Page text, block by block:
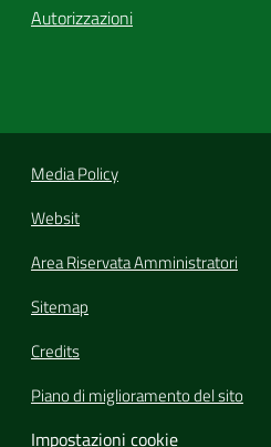
Autorizzazioni
Media Policy
Websit
Area Riservata Amministratori
Sitemap
Credits
Piano di miglioramento del sito
Impostazioni cookie